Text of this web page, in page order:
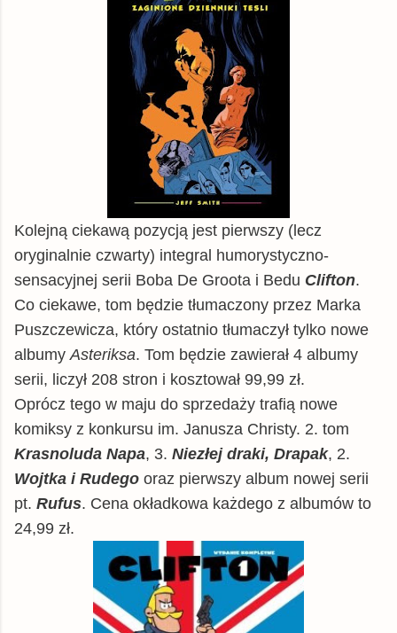
Kolejną ciekawą pozycją jest pierwszy (lecz
oryginalnie czwarty) integral humorystyczno-
sensacyjnej serii Boba De Groota i Bedu Clifton.
Co ciekawe, tom będzie tłumaczony przez Marka
Puszczewicza, który ostatnio tłumaczył tylko nowe
albumy Asteriksa. Tom będzie zawierał 4 albumy
serii, liczył 208 stron i kosztował 99,99 zł.
Oprócz tego w maju do sprzedaży trafią nowe
komiksy z konkursu im. Janusza Christy. 2. tom
Krasnoluda Napa, 3. Niezłej draki, Drapak, 2.
Wojtka i Rudego oraz pierwszy album nowej serii
pt. Rufus. Cena okładkowa każdego z albumów to
24,99 zł.